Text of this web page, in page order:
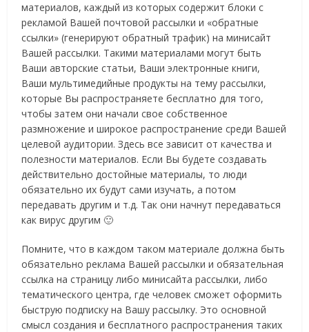
материалов, каждый из которых содержит блоки с
рекламой Вашей почтовой рассылки и «обратные
ссылки» (генерируют обратный трафик) на минисайт
Вашей рассылки. Такими материалами могут быть
Ваши авторские статьи, Ваши электронные книги,
Ваши мультимедийные продукты на тему рассылки,
которые Вы распространяете бесплатно для того,
чтобы затем они начали свое собственное
размножение и широкое распространение среди Вашей
целевой аудитории. Здесь все зависит от качества и
полезности материалов. Если Вы будете создавать
действительно достойные материалы, то люди
обязательно их будут сами изучать, а потом
передавать другим и т.д. Так они начнут передаваться
как вирус другим 🙂
Помните, что в каждом таком материале должна быть
обязательно реклама Вашей рассылки и обязательная
ссылка на страницу либо минисайта рассылки, либо
тематического центра, где человек сможет оформить
быструю подписку на Вашу рассылку. Это основной
смысл создания и бесплатного распространения таких